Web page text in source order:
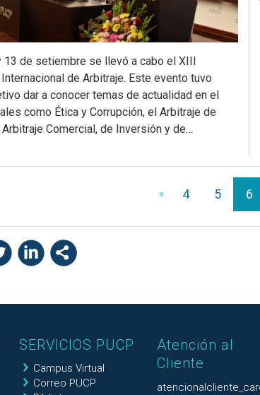
13 de setiembre se llevó a cabo el XIII
de Arbitraje. Este evento tuvo
dar a conocer temas de actualidad en el
como Ética y Corrupción, el Arbitraje de
Arbitraje Comercial, de Inversión y de…
« 4 5 6
SERVICIOS PUCP
Campus Virtual
Correo PUCP
Atención al
Cliente